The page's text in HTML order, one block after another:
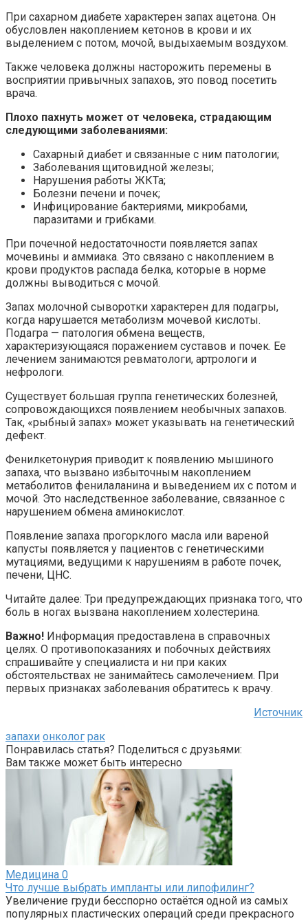
При сахарном диабете характерен запах ацетона. Он
обусловлен накоплением кетонов в крови и их
выделением с потом, мочой, выдыхаемым воздухом.
Также человека должны насторожить перемены в
восприятии привычных запахов, это повод посетить
врача.
Плохо пахнуть может от человека, страдающим
следующими заболеваниями:
Сахарный диабет и связанные с ним патологии;
Заболевания щитовидной железы;
Нарушения работы ЖКТа;
Болезни печени и почек;
Инфицирование бактериями, микробами,
паразитами и грибками.
При почечной недостаточности появляется запах
мочевины и аммиака. Это связано с накоплением в
крови продуктов распада белка, которые в норме
должны выводиться с мочой.
Запах молочной сыворотки характерен для подагры,
когда нарушается метаболизм мочевой кислоты.
Подагра — патология обмена веществ,
характеризующаяся поражением суставов и почек. Ее
лечением занимаются ревматологи, артрологи и
нефрологи.
Существует большая группа генетических болезней,
сопровождающихся появлением необычных запахов.
Так, «рыбный запах» может указывать на генетический
дефект.
Фенилкетонурия приводит к появлению мышиного
запаха, что вызвано избыточным накоплением
метаболитов фенилаланина и выведением их с потом и
мочой. Это наследственное заболевание, связанное с
нарушением обмена аминокислот.
Появление запаха прогорклого масла или вареной
капусты появляется у пациентов с генетическими
мутациями, ведущими к нарушениям в работе почек,
печени, ЦНС.
Читайте далее: Три предупреждающих признака того, что
боль в ногах вызвана накоплением холестерина.
Важно! Информация предоставлена в справочных
целях. О противопоказаниях и побочных действиях
спрашивайте у специалиста и ни при каких
обстоятельствах не занимайтесь самолечением. При
первых признаках заболевания обратитесь к врачу.
Источник
запахи онколог рак
Понравилась статья? Поделиться с друзьями:
Вам также может быть интересно
Медицина 0
Что лучше выбрать импланты или липофилинг?
Увеличение груди бесспорно остаётся одной из самых
популярных пластических операций среди прекрасного